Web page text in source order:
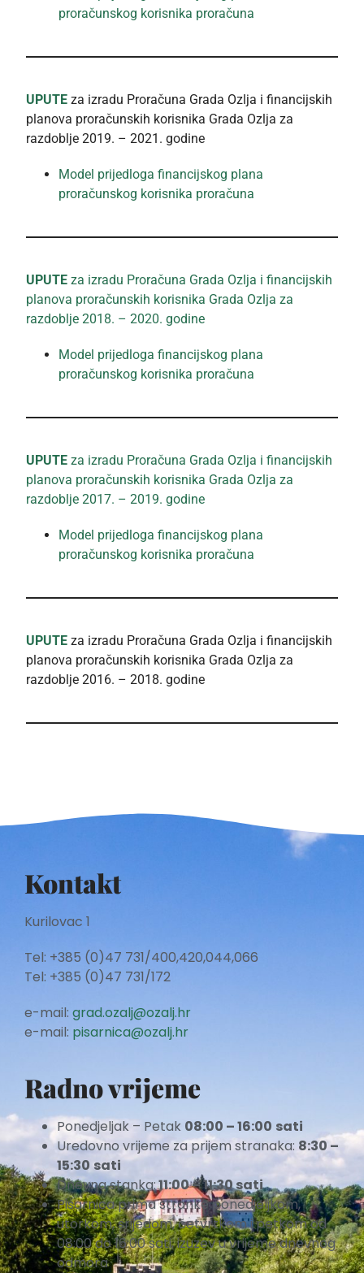
proračunskog korisnika proračuna
UPUTE za izradu Proračuna Grada Ozlja i financijskih
planova proračunskih korisnika Grada Ozlja za
razdoblje 2019. – 2021. godine
Model prijedloga financijskog plana
proračunskog korisnika proračuna
UPUTE za izradu Proračuna Grada Ozlja i financijskih
planova proračunskih korisnika Grada Ozlja za
razdoblje 2018. – 2020. godine
Model prijedloga financijskog plana
proračunskog korisnika proračuna
UPUTE za izradu Proračuna Grada Ozlja i financijskih
planova proračunskih korisnika Grada Ozlja za
razdoblje 2017. – 2019. godine
Model prijedloga financijskog plana
proračunskog korisnika proračuna
UPUTE za izradu Proračuna Grada Ozlja i financijskih
planova proračunskih korisnika Grada Ozlja za
razdoblje 2016. – 2018. godine
Kontakt
Kurilovac 1
Tel: +385 (0)47 731/400,420,044,066
Tel: +385 (0)47 731/172
e-mail: grad.ozalj@ozalj.hr
e-mail: pisarnica@ozalj.hr
Radno vrijeme
Ponedjeljak – Petak 08:00 – 16:00 sati
Uredovno vrijeme za prijem stranaka: 8:30 –
15:30 sati
Dnevna stanka:11:00 – 11:30 sati
Pisarnica prima stranke ponedjeljkom,
utorkom, srijedom, četvrtkom i petkom od
08:00 do 16:00 sati, izuzev u vrijeme dnevnog
odmora